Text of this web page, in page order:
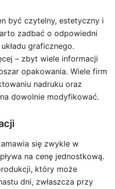
być czytelny, estetyczny i
zadbać o odpowiedni
graficznego.
– zbyt wiele informacji
opakowania. Wiele firm
nadruku oraz
dowolnie modyfikować.
się zwykle w
na cenę jednostkową.
który może
dni, zwłaszcza przy